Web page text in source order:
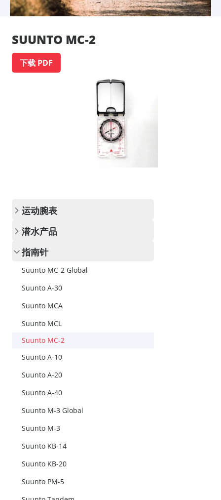
运动腕表
潜水产品
指南针
Suunto MC-2 Global
Suunto A-30
Suunto MCA
Suunto MCL
Suunto MC-2
Suunto A-10
Suunto A-20
Suunto A-40
Suunto M-3 Global
Suunto M-3
Suunto KB-14
Suunto KB-20
Suunto PM-5
SUUNTO MC-2
下载 PDF